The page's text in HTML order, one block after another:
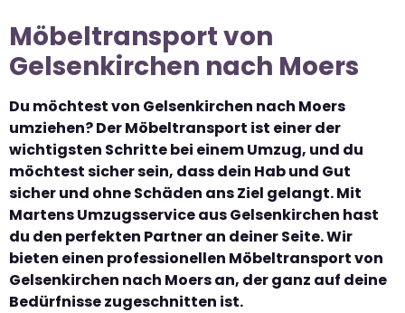
Möbeltransport von
Gelsenkirchen nach Moers
Du möchtest von Gelsenkirchen nach Moers
umziehen? Der Möbeltransport ist einer der
wichtigsten Schritte bei einem Umzug, und du
möchtest sicher sein, dass dein Hab und Gut
sicher und ohne Schäden ans Ziel gelangt. Mit
Martens Umzugsservice aus Gelsenkirchen hast
du den perfekten Partner an deiner Seite. Wir
bieten einen professionellen Möbeltransport von
Gelsenkirchen nach Moers an, der ganz auf deine
Bedürfnisse zugeschnitten ist.